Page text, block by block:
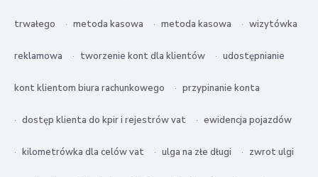
trwałego metoda kasowa metoda kasowa wizytówka
reklamowa tworzenie kont dla klientów udostępnianie
kont klientom biura rachunkowego przypinanie konta
dostęp klienta do kpir i rejestrów vat ewidencja pojazdów
kilometrówka dla celów vat ulga na złe długi zwrot ulgi